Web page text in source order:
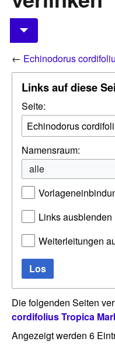
← Echinodorus
Links auf diese
Seite:
Namensraum:
alle
Links ausblenden
Weiterleitungen
Los
Die folgenden Seiten
cordifolius Tropica
Angezeigt werden 6